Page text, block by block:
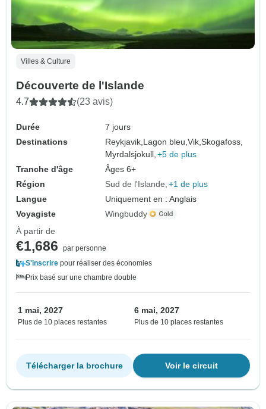
Villes & Culture
Découverte de l'Islande
4.7 (23 avis)
Durée
7 jours
Destinations
Reykjavik, Lagon bleu,Vik,Skogafoss,
Myrdalsjokull, +5 de plus
Tranche d'âge
Âges 6+
Région
Sud de l'Islande +1 de plus
Langue
Uniquement en : Anglais
Voyagiste
Wingbuddy
À partir de
€1,686
par personne
S'inscrire pour réaliser des économies
Prix basé sur une chambre double
1 mai, 2027
Plus de 10 places restantes
6 mai, 2027
Plus de 10 places restantes
Voir le circuit
Télécharger la brochure